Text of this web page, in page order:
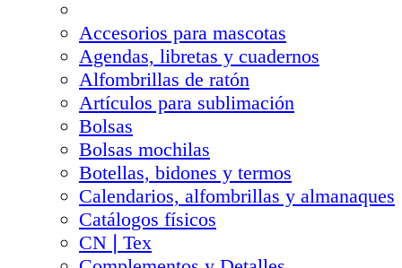
Accesorios para mascotas
Agendas, libretas y cuadernos
Alfombrillas de ratón
Artículos para sublimación
Bolsas
Bolsas mochilas
Botellas, bidones y termos
Calendarios, alfombrillas y almanaques
Catálogos físicos
CN❘Tex